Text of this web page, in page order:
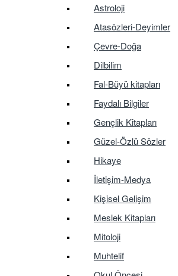
Astroloji
Atasözleri-Deyimler
Çevre-Doğa
Dilbilim
Fal-Büyü kitapları
Faydalı Bilgiler
Gençlik Kitapları
Güzel-Özlü Sözler
Hikaye
İletişim-Medya
Kişisel Gelişim
Meslek Kitapları
Mitoloji
Muhtelif